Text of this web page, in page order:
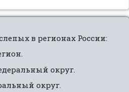
в регионах России:
округ.
округ.